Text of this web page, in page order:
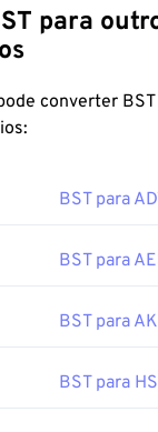
para
converter
BST para
BST para
BST para
BST para